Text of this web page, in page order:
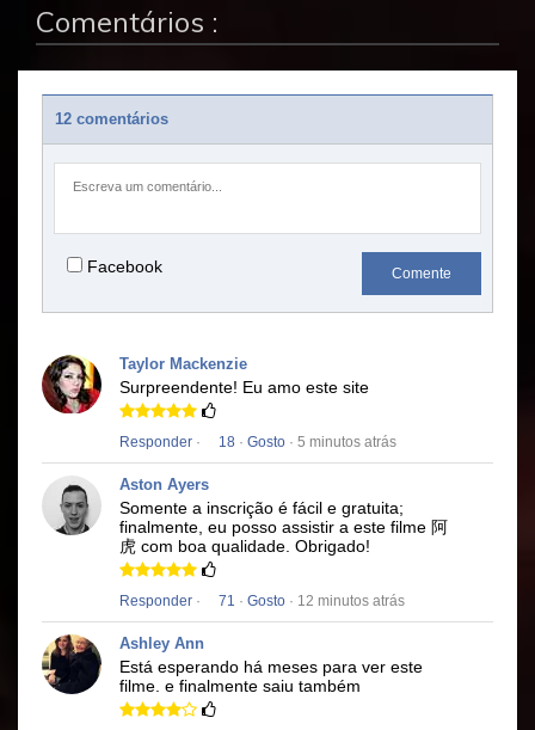
Comentários :
12 comentários
Facebook Comente
Taylor Mackenzie
Surpreendente! Eu amo este site
Responder · 18 · Gosto · 5 minutos atrás
Aston Ayers
Somente a inscrição é fácil e gratuita;
finalmente, eu posso assistir a este filme 阿
虎 com boa qualidade. Obrigado!
Responder · 71 · Gosto · 12 minutos atrás
Ashley Ann
Está esperando há meses para ver este
filme. e finalmente saiu também